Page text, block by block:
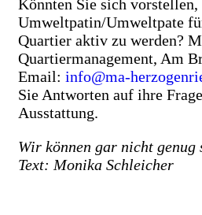
Könnten Sie sich vorstellen,
Umweltpatin/Umweltpate
Quartier aktiv zu werden?
Quartiermanagement, Am
Email: info@ma-
Sie Antworten auf ihre
Ausstattung.
Wir können gar nicht genug
Text: Monika Schleicher